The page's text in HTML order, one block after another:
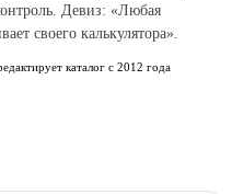
Девиз: «Любая
своего калькулятора».
каталог с 2012 года